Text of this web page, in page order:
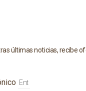
últimas noticias, recibe